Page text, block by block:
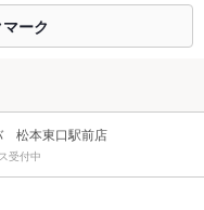
ーク
松本東口駅前店
受付中